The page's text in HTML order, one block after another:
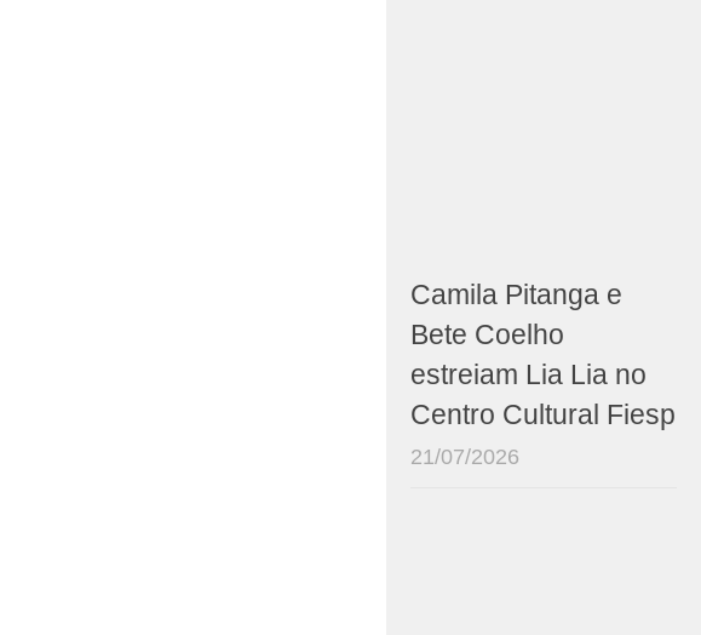
Camila Pitanga e
Bete Coelho
estreiam Lia Lia no
Centro Cultural Fiesp
21/07/2026